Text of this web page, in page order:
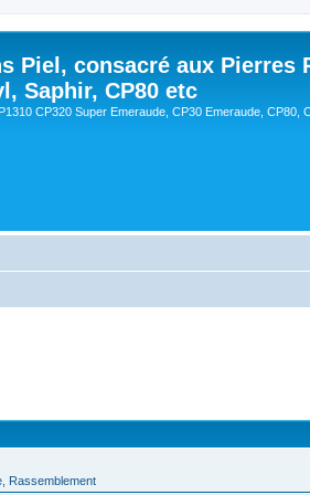
Piel, consacré aux Pierres
Saphir, CP80 etc
CP320 Super Emeraude, CP30 Emeraude, CP80,
Rassemblement